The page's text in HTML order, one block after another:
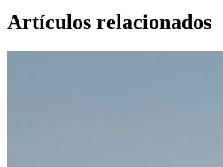
Artículos relacionados